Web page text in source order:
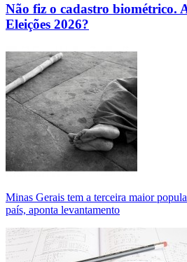
Não fiz o cadastro biométrico.
Eleições 2026?
Minas Gerais tem a terceira maior
país, aponta levantamento